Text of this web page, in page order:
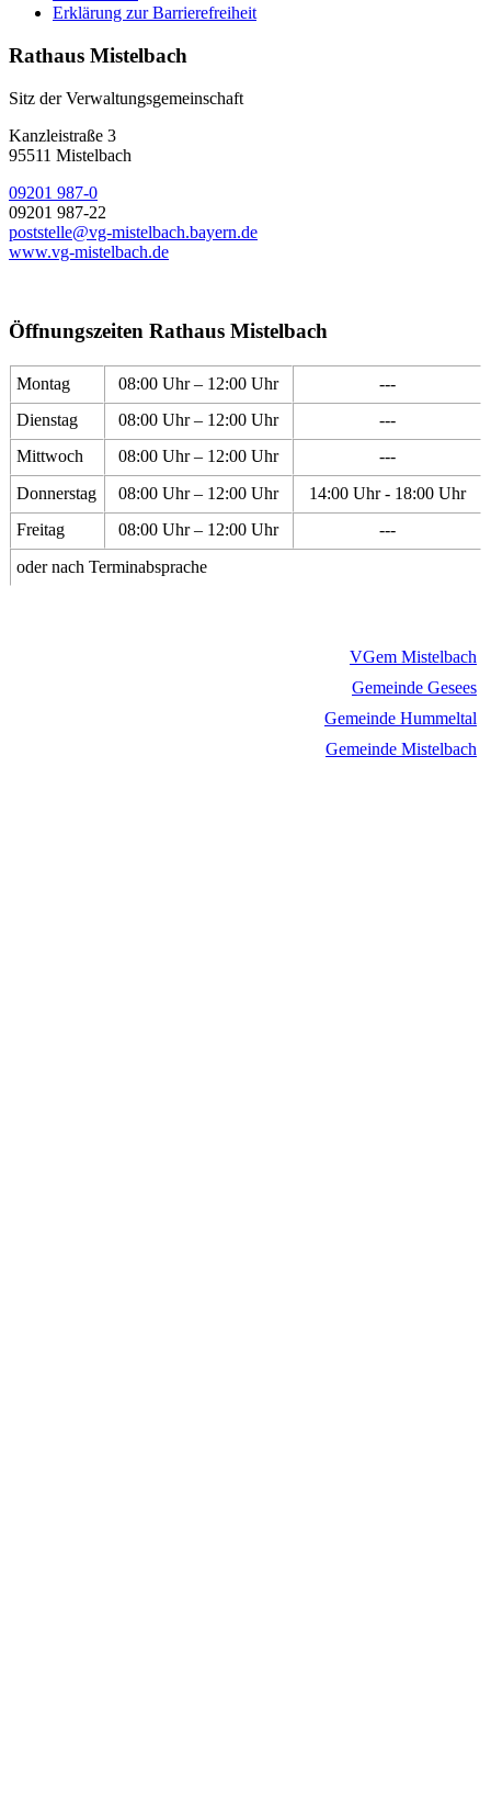
Erklärung zur Barrierefreiheit
Rathaus Mistelbach
Sitz der Verwaltungsgemeinschaft
Kanzleistraße 3
95511 Mistelbach
09201 987-0
09201 987-22
poststelle@vg-mistelbach.bayern.de
www.vg-mistelbach.de
Öffnungszeiten Rathaus Mistelbach
Montag 08:00 Uhr – 12:00 Uhr
---
Dienstag
08:00 Uhr – 12:00 Uhr
---
Mittwoch
08:00 Uhr – 12:00 Uhr
---
Donnerstag
08:00 Uhr – 12:00 Uhr
14:00 Uhr - 18:00 Uhr
Freitag
08:00 Uhr – 12:00 Uhr
---
oder nach Terminabsprache
VGem Mistelbach
Gemeinde Gesees
Gemeinde Hummeltal
Gemeinde Mistelbach